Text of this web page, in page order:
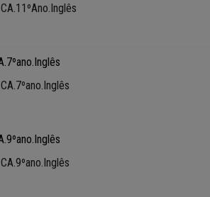
CA.11ºAno.Inglês
CA.7ºano.Inglês
CA.9ºano.Inglês